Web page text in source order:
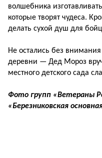
волшебника
которые творят чудеса.
делать сухой душ для
Не остались без
деревни — Дед Мороз
местного детского сада
Фото групп «Ветераны
«Березниковская